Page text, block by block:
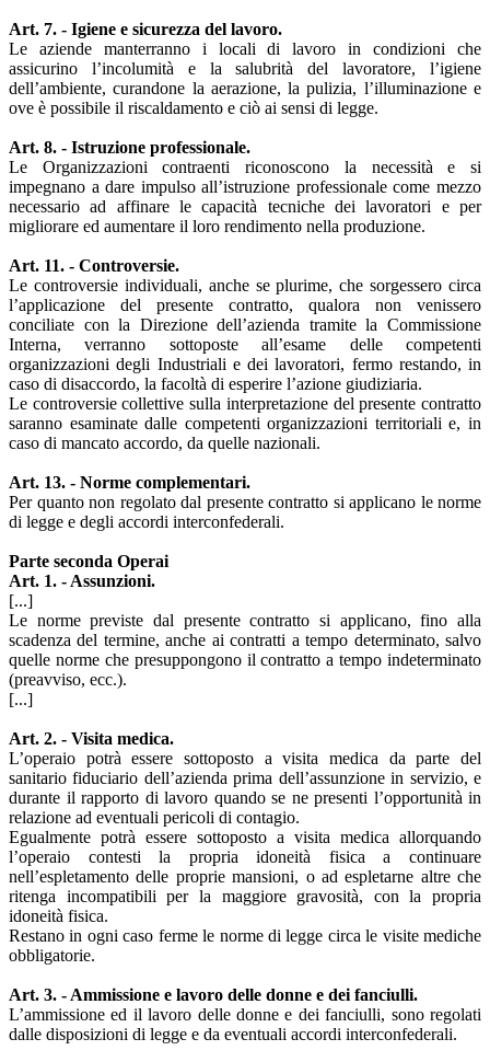
Art. 7. - Igiene e sicurezza del lavoro.
Le aziende manterranno i locali di lavoro in condizioni che
assicurino l’incolumità e la salubrità del lavoratore, l’igiene
dell’ambiente, curandone la aerazione, la pulizia, l’illuminazione e
ove è possibile il riscaldamento e ciò ai sensi di legge.
Art. 8. - Istruzione professionale.
Le Organizzazioni contraenti riconoscono la necessità e si
impegnano a dare impulso all’istruzione professionale come mezzo
necessario ad affinare le capacità tecniche dei lavoratori e per
migliorare ed aumentare il loro rendimento nella produzione.
Art. 11. - Controversie.
Le controversie individuali, anche se plurime, che sorgessero circa
l’applicazione del presente contratto, qualora non venissero
conciliate con la Direzione dell’azienda tramite la Commissione
Interna, verranno sottoposte all’esame delle competenti
organizzazioni degli Industriali e dei lavoratori, fermo restando, in
caso di disaccordo, la facoltà di esperire l’azione giudiziaria.
Le controversie collettive sulla interpretazione del presente contratto
saranno esaminate dalle competenti organizzazioni territoriali e, in
caso di mancato accordo, da quelle nazionali.
Art. 13. - Norme complementari.
Per quanto non regolato dal presente contratto si applicano le norme
di legge e degli accordi interconfederali.
Parte seconda Operai
Art. 1. - Assunzioni.
[...]
Le norme previste dal presente contratto si applicano, fino alla
scadenza del termine, anche ai contratti a tempo determinato, salvo
quelle norme che presuppongono il contratto a tempo indeterminato
(preavviso, ecc.).
[...]
Art. 2. - Visita medica.
L’operaio potrà essere sottoposto a visita medica da parte del
sanitario fiduciario dell’azienda prima dell’assunzione in servizio, e
durante il rapporto di lavoro quando se ne presenti l’opportunità in
relazione ad eventuali pericoli di contagio.
Egualmente potrà essere sottoposto a visita medica allorquando
l’operaio contesti la propria idoneità fisica a continuare
nell’espletamento delle proprie mansioni, o ad espletarne altre che
ritenga incompatibili per la maggiore gravosità, con la propria
idoneità fisica.
Restano in ogni caso ferme le norme di legge circa le visite mediche
obbligatorie.
Art. 3. - Ammissione e lavoro delle donne e dei fanciulli.
L’ammissione ed il lavoro delle donne e dei fanciulli, sono regolati
dalle disposizioni di legge e da eventuali accordi interconfederali.